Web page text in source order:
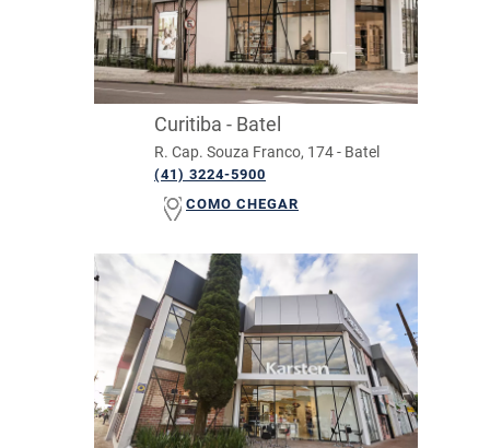
Curitiba - Batel
R. Cap. Souza Franco, 174 - Batel
(41) 3224-5900
COMO CHEGAR